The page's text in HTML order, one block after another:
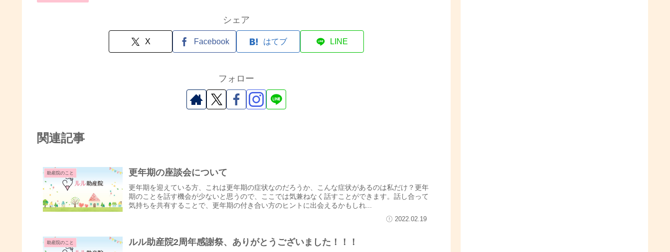
シェア
X Facebook はてブ LINE
フォロー
関連記事
助産院のこと 更年期の座談会について
更年期を迎えている方、これは更年期の症状なのだろうか、こんな症状があるのは私だけ？更年
期のことを話す機会が少ないと思うので、ここでは気兼ねなく話すことができます。話し合って
気持ちを共有することで、更年期の付き合い方のヒントに出会えるかもしれ...
2022.02.19
助産院のこと ルル助産院2周年感謝祭、ありがとうございました！！！